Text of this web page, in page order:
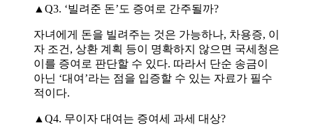
▲Q3. ‘빌려준 돈’도 증여로 간주될까?
자녀에게 돈을 빌려주는 것은 가능하나, 차용증, 이
자 조건, 상환 계획 등이 명확하지 않으면 국세청은
이를 증여로 판단할 수 있다. 따라서 단순 송금이
아닌 ‘대여’라는 점을 입증할 수 있는 자료가 필수
적이다.
▲Q4. 무이자 대여는 증여세 과세 대상?